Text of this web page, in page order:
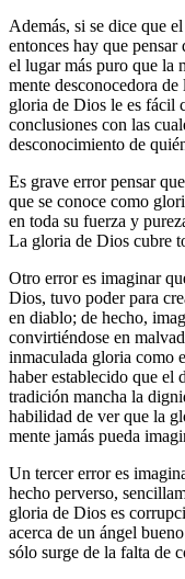
Además, si se dice que
entonces hay que
el lugar más puro que la
mente desconocedora
gloria de Dios le es fácil
conclusiones con las
desconocimiento de
Es grave error pensar
que se conoce como
en toda su fuerza y
La gloria de Dios cubre
Otro error es imaginar
Dios, tuvo poder para
en diablo; de hecho,
convirtiéndose en
inmaculada gloria como
haber establecido que el
tradición mancha la
habilidad de ver que la
mente jamás pueda
Un tercer error es
hecho perverso,
gloria de Dios es
acerca de un ángel
sólo surge de la falta de